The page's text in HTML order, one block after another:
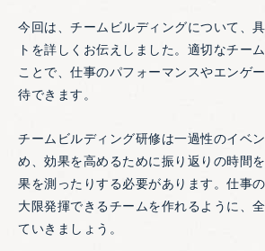
今回は、チームビルディングについて、
トを詳しくお伝えしました。適切なチー
ことで、仕事のパフォーマンスやエンゲ
待できます。
チームビルディング研修は一過性のイベ
め、効果を高めるために振り返りの時間
果を測ったりする必要があります。仕事
大限発揮できるチームを作れるように、
ていきましょう。